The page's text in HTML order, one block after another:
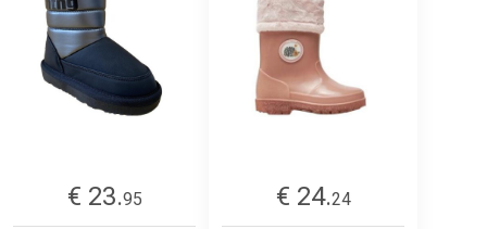
€ 23.95
€ 24.24